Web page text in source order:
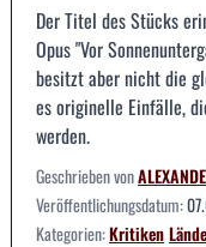
Der Titel des Stücks
Opus "Vor
besitzt aber nicht die
es originelle Einfälle,
werden.
Geschrieben von
Veröffentlichungsdatum:
Kategorien:Kritiken